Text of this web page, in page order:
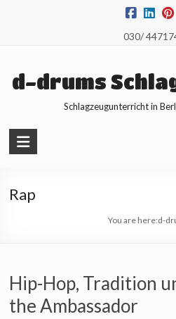
030/
d-drums
Schlagzeugunterricht in
Rap
You are here:d-
Hip-Hop, Tradition
the Ambassador